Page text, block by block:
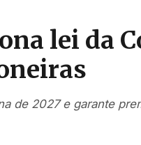
lei da
de 2027 e garante